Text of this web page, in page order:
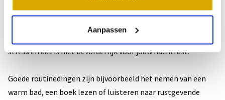
Aanpassen
bouwen voordat je gaat slapen. Kijk bij voorkeur ook niet
steeds op de klok als je wakker ligt of wordt. Wanneer je
stress en dat is niet bevorderlijk voor jouw nachtrust.
Goede routinedingen zijn bijvoorbeeld het nemen van een
warm bad, een boek lezen of luisteren naar rustgevende